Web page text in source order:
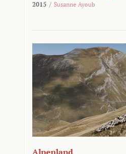
2015 / Susanne Ayoub